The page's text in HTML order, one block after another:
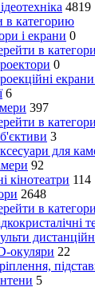
4819
в категорию
і екрани 0
в
0
екрани
6
397
в
3
для
92
кінотеатри 114
2648
в
окуляри 22
5